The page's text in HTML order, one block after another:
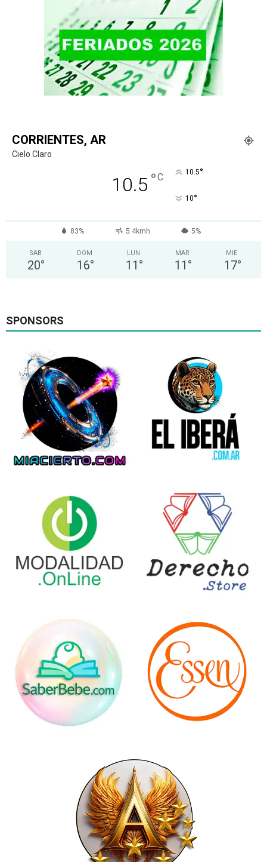
CORRIENTES, AR
Cielo Claro
10.5 °C 10.5°
10°
83% 5.4kmh 5%
SAB
20°
DOM
16°
LUN
11 °
MAR
11 °
MIE
17°
SPONSORS